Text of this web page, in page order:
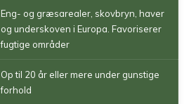
Eng- og græsarealer, skovbryn, haver
og underskoven i Europa. Favoriserer
fugtige områder
Op til 20 år eller mere under gunstige
forhold